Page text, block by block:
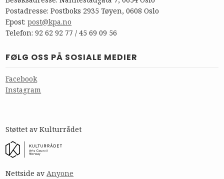
Postadresse: Postboks 2935 Tøyen, 0608 Oslo
Epost:post@kpa.no
Telefon: 92 62 92 77 / 45 69 09 56
FØLG OSS PÅ SOSIALE MEDIER
Facebook
Instagram
Støttet av Kulturrådet
Nettside avAnyone